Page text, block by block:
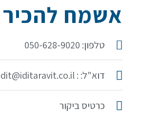
אשמח להכיר
טלפון: 050-628-9020
דוא"ל: : idit@iditaravit.co.il
כרטיס ביקור